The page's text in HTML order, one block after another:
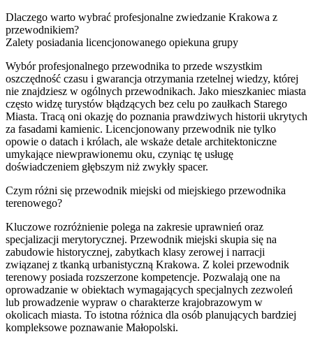
Dlaczego warto wybrać profesjonalne zwiedzanie Krakowa z
przewodnikiem?
Zalety posiadania licencjonowanego opiekuna grupy
Wybór profesjonalnego przewodnika to przede wszystkim
oszczędność czasu i gwarancja otrzymania rzetelnej wiedzy, której
nie znajdziesz w ogólnych przewodnikach. Jako mieszkaniec miasta
często widzę turystów błądzących bez celu po zaułkach Starego
Miasta. Tracą oni okazję do poznania prawdziwych historii ukrytych
za fasadami kamienic. Licencjonowany przewodnik nie tylko
opowie o datach i królach, ale wskaże detale architektoniczne
umykające niewprawionemu oku, czyniąc tę usługę
doświadczeniem głębszym niż zwykły spacer.
Czym różni się przewodnik miejski od miejskiego przewodnika
terenowego?
Kluczowe rozróżnienie polega na zakresie uprawnień oraz
specjalizacji merytorycznej. Przewodnik miejski skupia się na
zabudowie historycznej, zabytkach klasy zerowej i narracji
związanej z tkanką urbanistyczną Krakowa. Z kolei przewodnik
terenowy posiada rozszerzone kompetencje. Pozwalają one na
oprowadzanie w obiektach wymagających specjalnych zezwoleń
lub prowadzenie wypraw o charakterze krajobrazowym w
okolicach miasta. To istotna różnica dla osób planujących bardziej
kompleksowe poznawanie Małopolski.